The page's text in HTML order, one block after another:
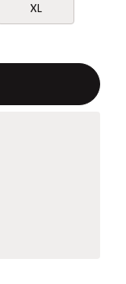
XL
ny vara i varukorg